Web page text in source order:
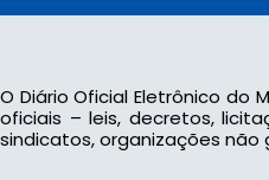
O Diário Oficial Eletrônico do
oficiais – leis, decretos,
sindicatos, organizações